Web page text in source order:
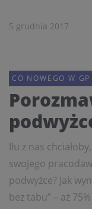
5 grudnia 2017
CO NOWEGO W GP
Ilu z nas
swojego
podwyżce? Jak
bez tabu” – aż